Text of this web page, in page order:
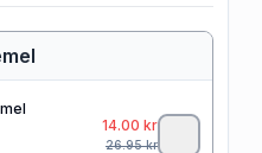
14.00 kr
26.95kr